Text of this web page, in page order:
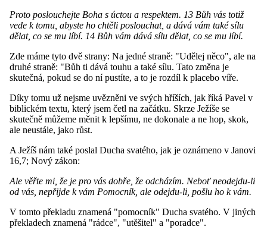
Proto poslouchejte Boha s úctou a respektem. 13 Bůh vás totiž
vede k tomu, abyste ho chtěli poslouchat, a dává vám také sílu
dělat, co se mu líbí. 14 Bůh vám dává sílu dělat, co se mu líbí.
Zde máme tyto dvě strany: Na jedné straně: "Udělej něco", ale na
druhé straně: "Bůh ti dává touhu a také sílu. Tato změna je
skutečná, pokud se do ní pustíte, a to je rozdíl k placebo víře.
Díky tomu už nejsme uvězněni ve svých hříších, jak říká Pavel v
biblickém textu, který jsem četl na začátku. Skrze Ježíše se
skutečně můžeme měnit k lepšímu, ne dokonale a ne hop, skok,
ale neustále, jako růst.
A Ježíš nám také poslal Ducha svatého, jak je oznámeno v Janovi
16,7; Nový zákon:
Ale věřte mi, že je pro vás dobře, že odcházím. Neboť neodejdu-li
od vás, nepřijde k vám Pomocník, ale odejdu-li, pošlu ho k vám.
V tomto překladu znamená "pomocník" Ducha svatého. V jiných
překladech znamená "rádce", "utěšitel" a "poradce".